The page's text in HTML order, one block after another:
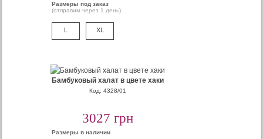
Размеры под заказ
(отправим через 1 день)
L XL
Бамбуковый халат в цвете хаки
Код: 4328/01
3027 грн
Размеры в наличии